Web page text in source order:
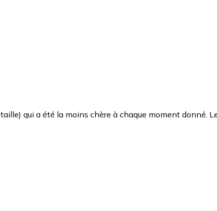
qui a été la moins chère à chaque moment donné.